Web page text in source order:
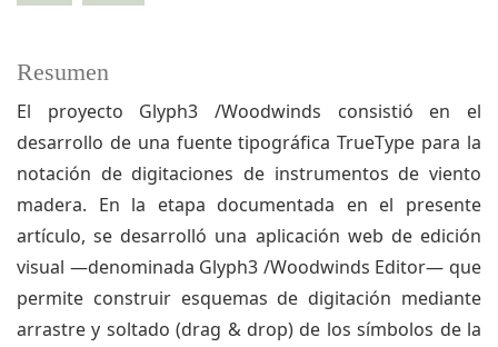
Resumen
El proyecto Glyph3 /Woodwinds consistió en el
desarrollo de una fuente tipográfica TrueType para la
notación de digitaciones de instrumentos de viento
madera. En la etapa documentada en el presente
artículo, se desarrolló una aplicación web de edición
visual —denominada Glyph3 /Woodwinds Editor— que
permite construir esquemas de digitación mediante
arrastre y soltado (drag & drop) de los símbolos de la